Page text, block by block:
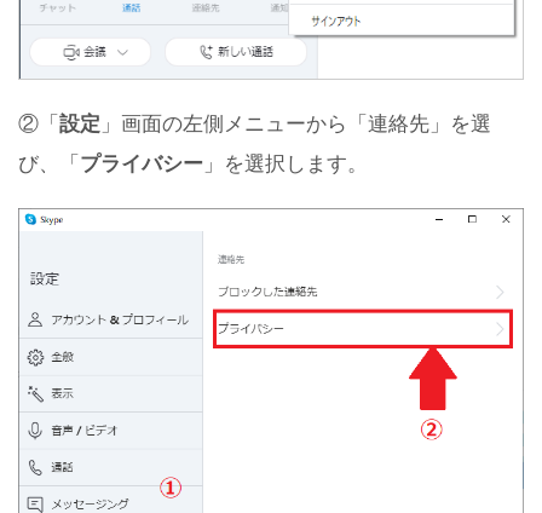
②「 設定 」画面の左側メニューから「連絡先」を選
び、「 プライバシー 」を選択します。